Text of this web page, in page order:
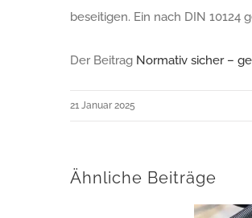
beseitigen. Ein nach DIN 10124
Der Beitrag Normativ sicher –
21 Januar 2025
Ähnliche Beiträge